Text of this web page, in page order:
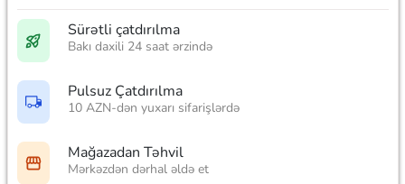
Sürətli çatdırılma
Bakı daxili 24 saat ərzində
Pulsuz Çatdırılma
10 AZN-dən yuxarı sifarişlərdə
Mağazadan Təhvil
Mərkəzdən dərhal əldə et